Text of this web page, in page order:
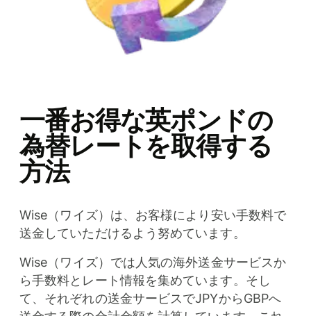
一番お得な英ポンドの
為替レートを取得する
方法
Wise（ワイズ）は、お客様により安い手数料で
送金していただけるよう努めています。
Wise（ワイズ）では人気の海外送金サービスか
ら手数料とレート情報を集めています。そし
て、それぞれの送金サービスでJPYからGBPへ